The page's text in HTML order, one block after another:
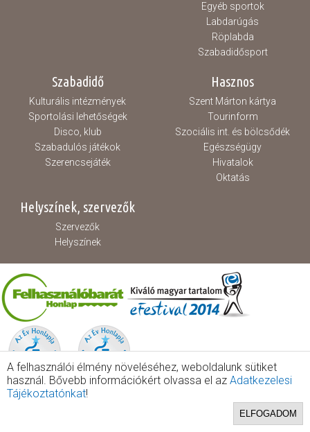
Egyéb sportok
Labdarúgás
Röplabda
Szabadidősport
Szabadidő
Kulturális intézmények
Sportolási lehetőségek
Disco, klub
Szabadulós játékok
Szerencsejáték
Hasznos
Szent Márton kártya
Tourinform
Szociális int. és bölcsődék
Egészségügy
Hivatalok
Oktatás
Helyszínek, szervezők
Szervezők
Helyszínek
A felhasználói élmény növeléséhez, weboldalunk sütiket
használ. Bővebb információkért olvassa el az Adatkezelesi
Tájékoztatónkat!
ELFOGADOM